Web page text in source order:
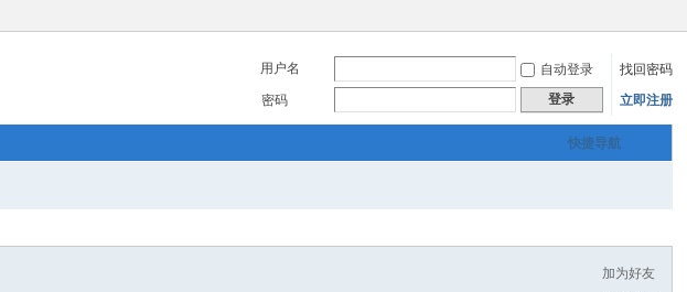
用户名 自动登录
找回密码
密码
登录 立即注册
快捷导航
加为好友